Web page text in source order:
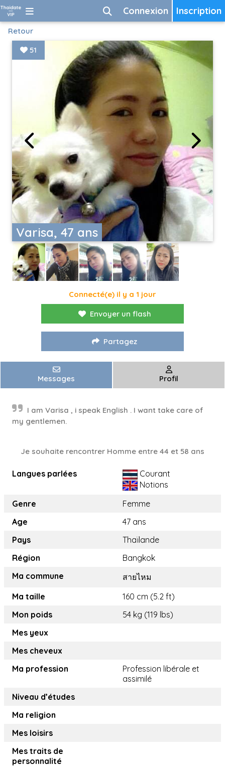
Inscription
Connexion
Retour
Varisa, 47 ans
51
Connecté(e) il y a 1 jour
Envoyer un flash
Partagez
Messages Profil
I am Varisa , i speak English . I want take care of
my gentlemen.
Je souhaite rencontrer Homme entre 44 et 58 ans
Langues parlées
Courant
Notions
Genre
Femme
Age
47 ans
Pays
Thaïlande
Région
Bangkok
Ma commune
สายไหม
Ma taille
160 cm (5.2 ft)
Mon poids
54 kg (119 lbs)
Mes yeux
Mes cheveux
Ma profession
Profession libérale et
assimilé
Niveau d’études
Ma religion
Mes loisirs
Mes traits de
personnalité